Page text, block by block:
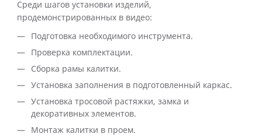
Среди шагов установки изделий,
продемонстрированных в видео:
Подготовка необходимого инструмента.
Проверка комплектации.
Сборка рамы калитки.
Установка заполнения в подготовленный каркас.
Установка тросовой растяжки, замка и
декоративных элементов.
Монтаж калитки в проем.